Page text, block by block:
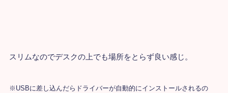
スリムなのでデスクの上でも場所をとらず良い感じ。
※USBに差し込んだらドライバーが自動的にインストールされるの